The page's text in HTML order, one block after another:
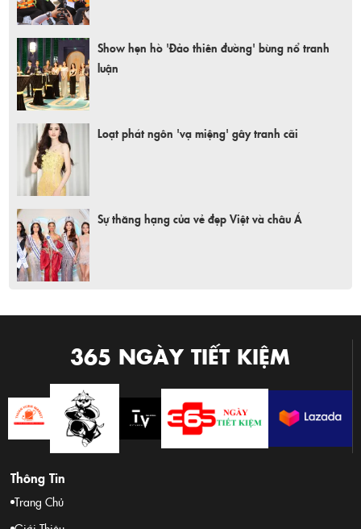
Show hẹn hò 'Đảo thiên đường' bùng nổ tranh
luận
Loạt phát ngôn 'vạ miệng' gây tranh cãi
Sự thăng hạng của vẻ đẹp Việt và châu Á
365 NGÀY TIẾT KIỆM
Thông Tin
Trang Chủ